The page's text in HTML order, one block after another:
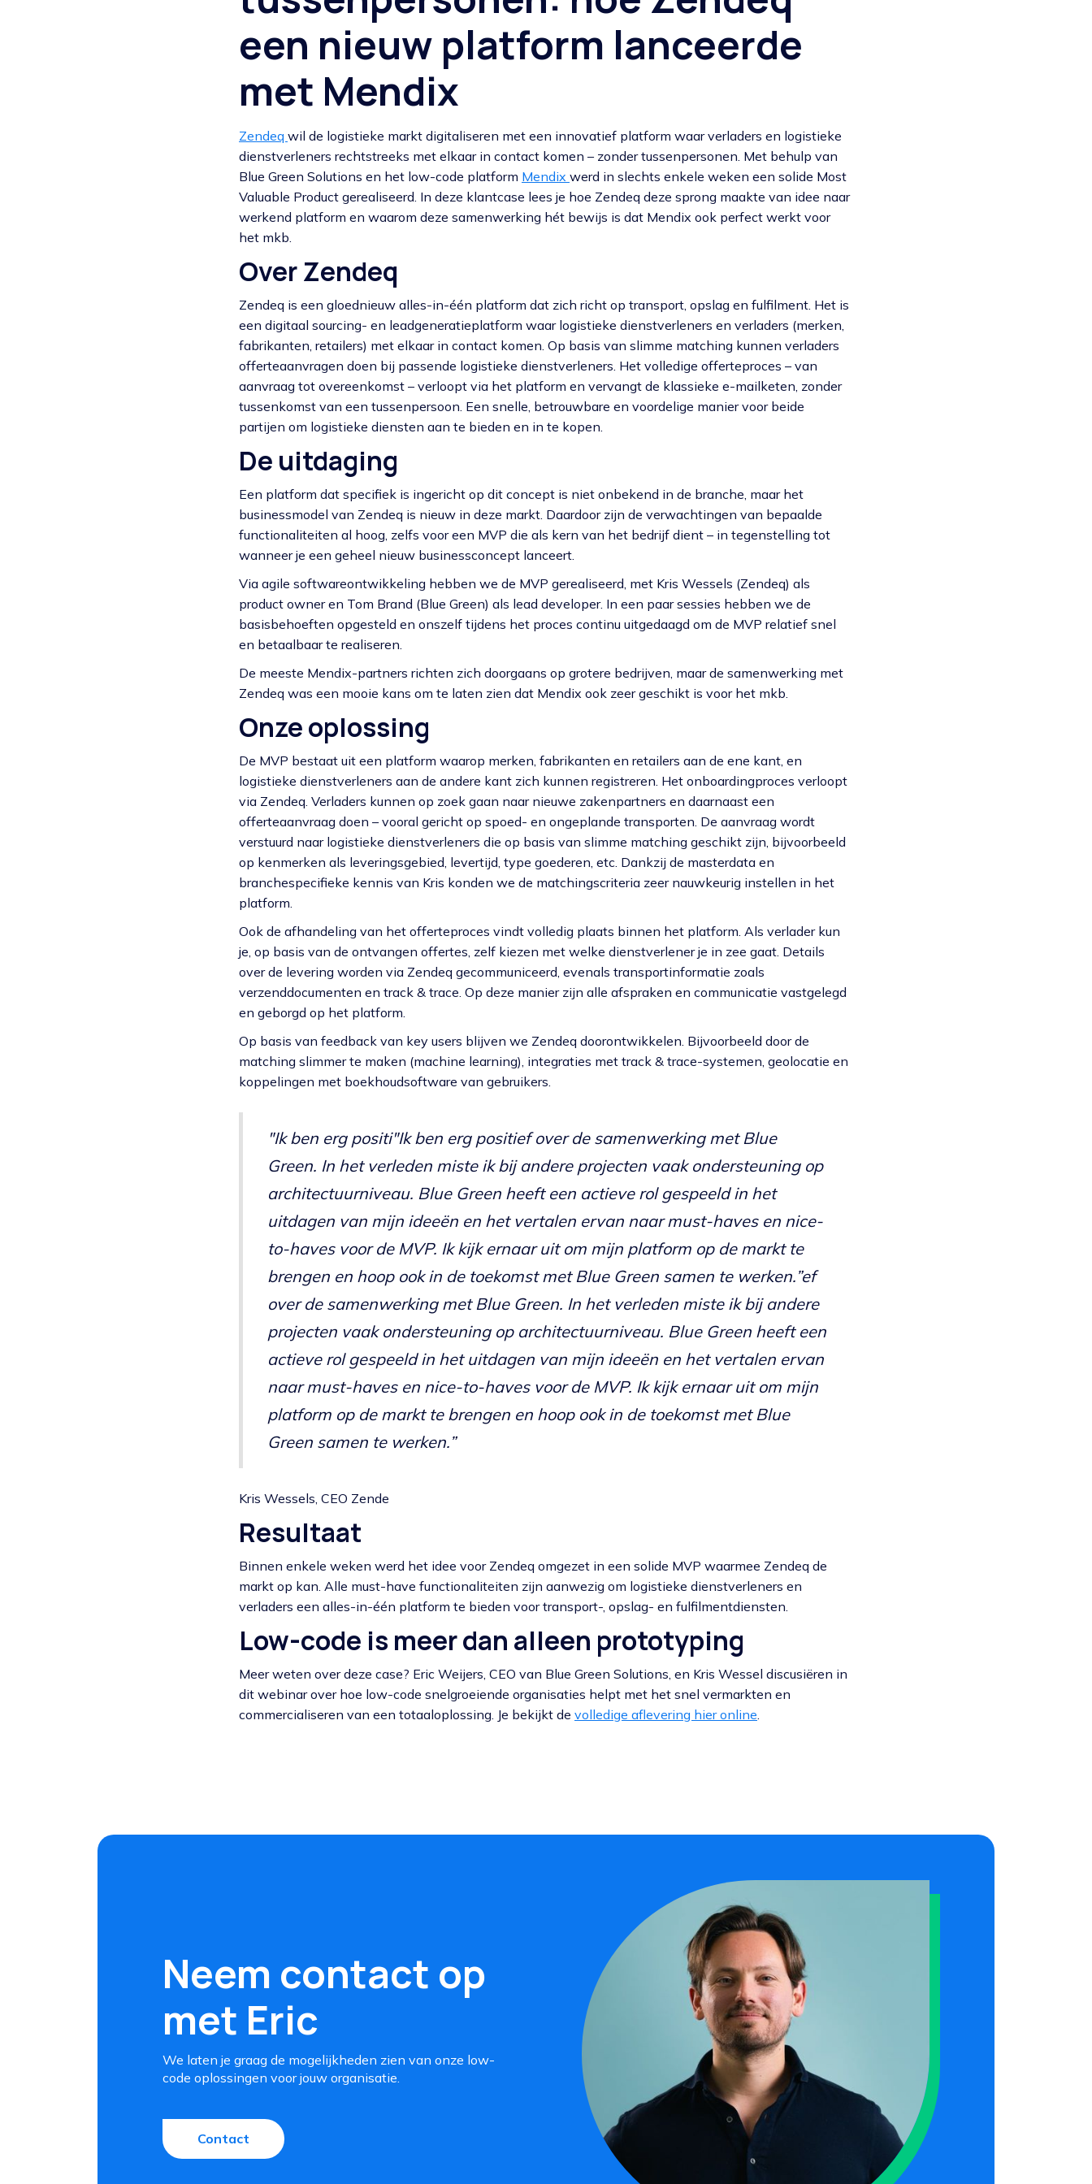
een nieuw platform lanceerde
met Mendix
Zendeq wil de logistieke markt digitaliseren met een innovatief platform waar verladers en logistieke
dienstverleners rechtstreeks met elkaar in contact komen – zonder tussenpersonen. Met behulp van
Blue Green Solutions en het low-code platform Mendix werd in slechts enkele weken een solide Most
Valuable Product gerealiseerd. In deze klantcase lees je hoe Zendeq deze sprong maakte van idee naar
werkend platform en waarom deze samenwerking hét bewijs is dat Mendix ook perfect werkt voor
het mkb.
Over Zendeq
Zendeq is een gloednieuw alles-in-één platform dat zich richt op transport, opslag en fulfilment. Het is
een digitaal sourcing- en leadgeneratieplatform waar logistieke dienstverleners en verladers (merken,
fabrikanten, retailers) met elkaar in contact komen. Op basis van slimme matching kunnen verladers
offerteaanvragen doen bij passende logistieke dienstverleners. Het volledige offerteproces – van
aanvraag tot overeenkomst – verloopt via het platform en vervangt de klassieke e-mailketen, zonder
tussenkomst van een tussenpersoon. Een snelle, betrouwbare en voordelige manier voor beide
partijen om logistieke diensten aan te bieden en in te kopen.
De uitdaging
Een platform dat specifiek is ingericht op dit concept is niet onbekend in de branche, maar het
businessmodel van Zendeq is nieuw in deze markt. Daardoor zijn de verwachtingen van bepaalde
functionaliteiten al hoog, zelfs voor een MVP die als kern van het bedrijf dient – in tegenstelling tot
wanneer je een geheel nieuw businessconcept lanceert.
Via agile softwareontwikkeling hebben we de MVP gerealiseerd, met Kris Wessels (Zendeq) als
product owner en Tom Brand (Blue Green) als lead developer. In een paar sessies hebben we de
basisbehoeften opgesteld en onszelf tijdens het proces continu uitgedaagd om de MVP relatief snel
en betaalbaar te realiseren.
De meeste Mendix-partners richten zich doorgaans op grotere bedrijven, maar de samenwerking met
Zendeq was een mooie kans om te laten zien dat Mendix ook zeer geschikt is voor het mkb.
Onze oplossing
De MVP bestaat uit een platform waarop merken, fabrikanten en retailers aan de ene kant, en
logistieke dienstverleners aan de andere kant zich kunnen registreren. Het onboardingproces verloopt
via Zendeq. Verladers kunnen op zoek gaan naar nieuwe zakenpartners en daarnaast een
offerteaanvraag doen – vooral gericht op spoed- en ongeplande transporten. De aanvraag wordt
verstuurd naar logistieke dienstverleners die op basis van slimme matching geschikt zijn, bijvoorbeeld
op kenmerken als leveringsgebied, levertijd, type goederen, etc. Dankzij de masterdata en
branchespecifieke kennis van Kris konden we de matchingscriteria zeer nauwkeurig instellen in het
platform.
Ook de afhandeling van het offerteproces vindt volledig plaats binnen het platform. Als verlader kun
je, op basis van de ontvangen offertes, zelf kiezen met welke dienstverlener je in zee gaat. Details
over de levering worden via Zendeq gecommuniceerd, evenals transportinformatie zoals
verzenddocumenten en track & trace. Op deze manier zijn alle afspraken en communicatie vastgelegd
en geborgd op het platform.
Op basis van feedback van key users blijven we Zendeq doorontwikkelen. Bijvoorbeeld door de
matching slimmer te maken (machine learning), integraties met track & trace-systemen, geolocatie en
koppelingen met boekhoudsoftware van gebruikers.
"Ik ben erg positi"Ik ben erg positief over de samenwerking met Blue
Green. In het verleden miste ik bij andere projecten vaak ondersteuning op
architectuurniveau. Blue Green heeft een actieve rol gespeeld in het
uitdagen van mijn ideeën en het vertalen ervan naar must-haves en nice-
to-haves voor de MVP. Ik kijk ernaar uit om mijn platform op de markt te
brengen en hoop ook in de toekomst met Blue Green samen te werken.”ef
over de samenwerking met Blue Green. In het verleden miste ik bij andere
projecten vaak ondersteuning op architectuurniveau. Blue Green heeft een
actieve rol gespeeld in het uitdagen van mijn ideeën en het vertalen ervan
naar must-haves en nice-to-haves voor de MVP. Ik kijk ernaar uit om mijn
platform op de markt te brengen en hoop ook in de toekomst met Blue
Green samen te werken.”
Kris Wessels, CEO Zende
Resultaat
Binnen enkele weken werd het idee voor Zendeq omgezet in een solide MVP waarmee Zendeq de
markt op kan. Alle must-have functionaliteiten zijn aanwezig om logistieke dienstverleners en
verladers een alles-in-één platform te bieden voor transport-, opslag- en fulfilmentdiensten.
Low-code is meer dan alleen prototyping
Meer weten over deze case? Eric Weijers, CEO van Blue Green Solutions, en Kris Wessel discusiëren in
dit webinar over hoe low-code snelgroeiende organisaties helpt met het snel vermarkten en
commercialiseren van een totaaloplossing. Je bekijkt de volledige aflevering hier online.
Neem contact op
met Eric
We laten je graag de mogelijkheden zien van onze low-
code oplossingen voor jouw organisatie.
Contact